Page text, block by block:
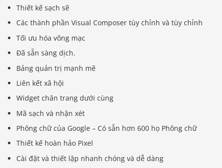
Thiết kế sạch sẽ
Các thành phần Visual Composer tùy chỉnh và tùy chỉnh
Tối ưu hóa võng mạc
Đã sẵn sàng dịch.
Bảng quản trị mạnh mẽ
Liên kết xã hội
Widget chân trang dưới cùng
Mã sạch và nhận xét
Phông chữ của Google – Có sẵn hơn 600 họ Phông chữ
Thiết kế hoàn hảo Pixel
Cài đặt và thiết lập nhanh chóng và dễ dàng